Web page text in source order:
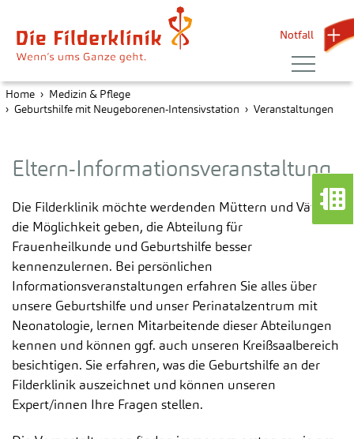
Notfall
Home
Medizin & Pflege
Geburtshilfe mit Neugeborenen-Intensivstation
Veranstaltungen
Eltern-Informationsveranstaltung
Die Filderklinik möchte werdenden Müttern und Vätern
die Möglichkeit geben, die Abteilung für
Frauenheilkunde und Geburtshilfe besser
kennenzulernen. Bei persönlichen
Informationsveranstaltungen erfahren Sie alles über
unsere Geburtshilfe und unser Perinatalzentrum mit
Neonatologie, lernen Mitarbeitende dieser Abteilungen
kennen und können ggf. auch unseren Kreißsaalbereich
besichtigen. Sie erfahren, was die Geburtshilfe an der
Filderklinik auszeichnet und können unseren
Expert/innen Ihre Fragen stellen.